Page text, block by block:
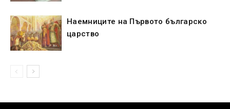
Наемниците на Първото българско
царство